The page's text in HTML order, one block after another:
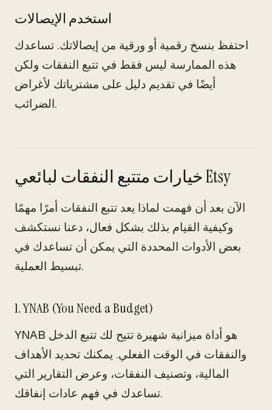
استخدم الإيصالات
احتفظ بنسخ رقمية أو ورقية من إيصالاتك. تساعدك
هذه الممارسة ليس فقط في تتبع النفقات ولكن
أيضًا في تقديم دليل على مشترياتك لأغراض
الضرائب.
خيارات متتبع النفقات لبائعي Etsy
الآن بعد أن فهمت لماذا يعد تتبع النفقات أمرًا مهمًا
وكيفية القيام بذلك بشكل فعال، دعنا نستكشف
بعض الأدوات المحددة التي يمكن أن تساعدك في
تبسيط العملية.
1. YNAB (You Need a Budget)
YNAB هو أداة ميزانية شهيرة تتيح لك تتبع الدخل
والنفقات في الوقت الفعلي. يمكنك تحديد الأهداف
المالية، وتصنيف النفقات، وعرض التقارير التي
تساعدك في فهم عادات إنفاقك.